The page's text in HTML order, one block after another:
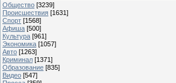
Общество [3239]
Происшествия [1631]
Спорт [1568]
Афиша [500]
Культура [961]
Экономика [1057]
Авто [1263]
Криминал [1371]
Образование [835]
Видео [547]